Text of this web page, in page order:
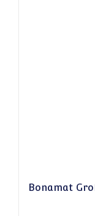
Bonamat